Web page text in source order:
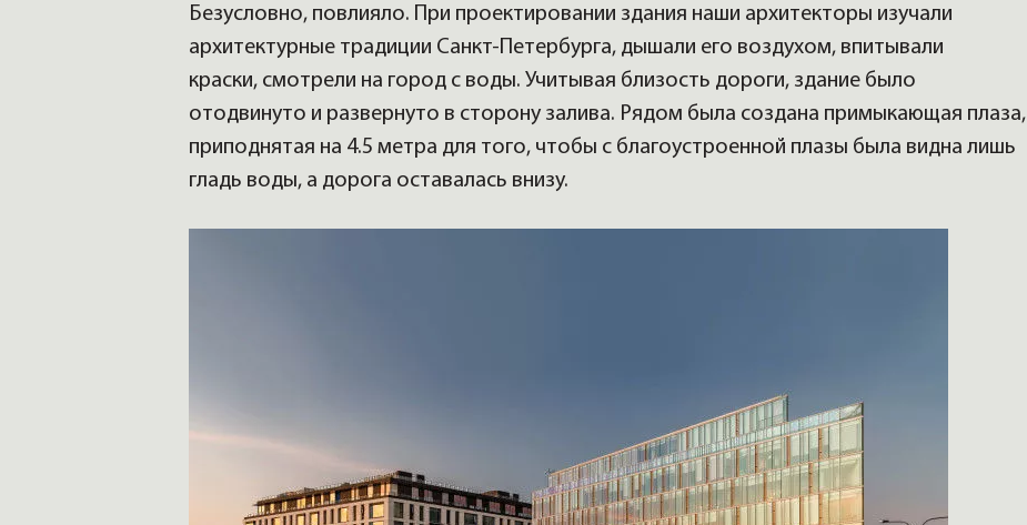
Безусловно, повлияло. При проектировании здания наши архитекторы изучали
архитектурные традиции Санкт-Петербурга, дышали его воздухом, впитывали
краски, смотрели на город с воды. Учитывая близость дороги, здание было
отодвинуто и развернуто в сторону залива. Рядом была создана примыкающая плаза,
приподнятая на 4.5 метра для того, чтобы с благоустроенной плазы была видна лишь
гладь воды, а дорога оставалась внизу.